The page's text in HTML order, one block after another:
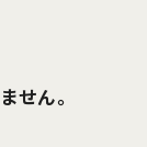
せん。